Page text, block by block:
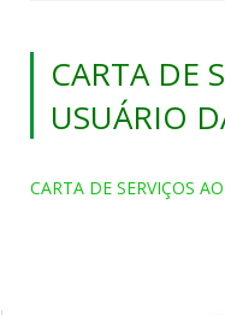
CARTA DE
USUÁRIO
CARTA DE SERVIÇOS